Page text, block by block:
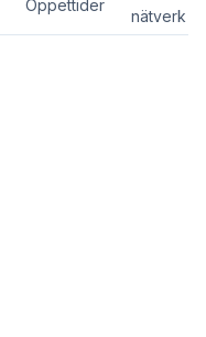
Öppettider
nätverk